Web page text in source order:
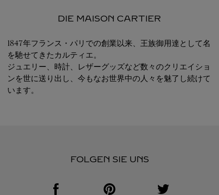
DIE MAISON CARTIER
1847年フランス・パリでの創業以来、王族御用達として名
を馳せてきたカルティエ。
ジュエリー、時計、レザーグッズなど数々のクリエイショ
ンを世に送り出し、今もなお世界中の人々を魅了し続けて
います。
FOLGEN SIE UNS
Visit us on Facebook
Link Opens in New TabVisit us on Pinterest
Link Opens in New TabVisit us on Twitter
Link Opens in New